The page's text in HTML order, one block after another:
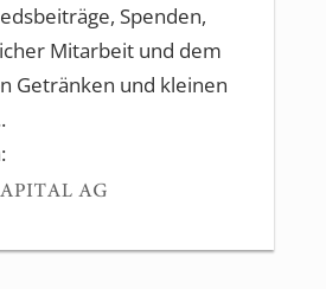
Spenden,
Mitarbeit und dem
Getränken und kleinen